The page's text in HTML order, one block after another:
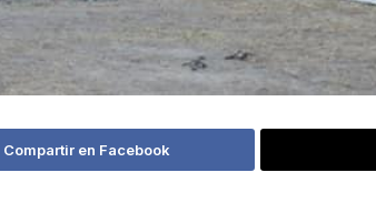
Compartir en Facebook